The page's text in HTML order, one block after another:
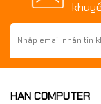
HAN COMPUTER